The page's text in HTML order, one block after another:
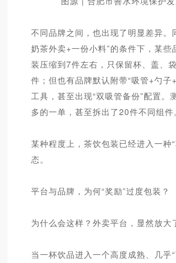
不同品牌之间，也出现了明显差异。
奶茶外卖+一份小料”的条件下，某些
装压缩到7件左右，只保留杯、盖、
件；但也有品牌默认附带“吸管+勺子
工具，甚至出现“双吸管备份”配置。
多的一单，甚至拆出了20件不同组件。
某种程度上，茶饮包装已经进入一种
态。
平台与品牌，为何“奖励”过度包装？
为什么会这样？外卖平台，显然放大
当一杯饮品进入一个高度成熟、几乎